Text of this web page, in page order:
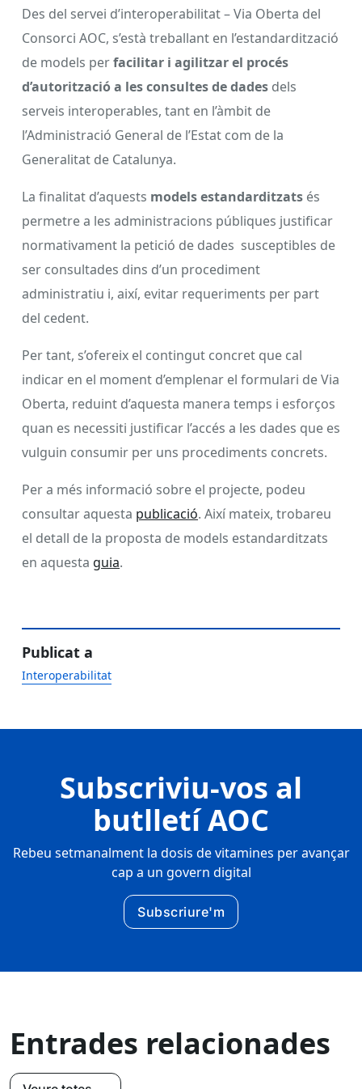
Des del servei d’interoperabilitat – Via Oberta del
Consorci AOC, s’està treballant en l’estandardització
de models perfacilitar i agilitzar el procés
d’autorització a les consultes de dades dels
serveis interoperables, tant en l’àmbit de
l’Administració General de l’Estat com de la
Generalitat de Catalunya.
La finalitat d’aquests models estandarditzats és
permetre a les administracions públiques justificar
normativament la petició de dades susceptibles de
ser consultades dins d’un procediment
administratiu i, així, evitar requeriments per part
del cedent.
Per tant, s’ofereix el contingut concret que cal
indicar en el moment d’emplenar el formulari de Via
Oberta, reduint d’aquesta manera temps i esforços
quan es necessiti justificar l’accés a les dades que es
vulguin consumir per uns procediments concrets.
Per a més informació sobre el projecte, podeu
consultar aquesta publicació. Així mateix, trobareu
el detall de la proposta de models estandarditzats
en aquesta guia.
Publicat a
Interoperabilitat
Subscriviu-vos al
butlletí AOC
Rebeu setmanalment la dosis de vitamines per avançar
cap a un govern digital
Subscriure'm
Entrades relacionades